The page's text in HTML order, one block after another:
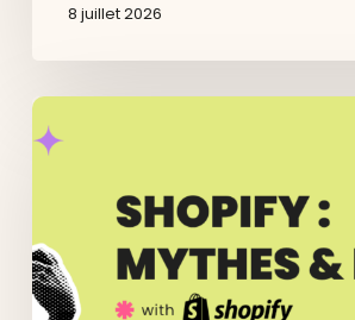
8 juillet 2026
Shopify
Mythes
Dedi
Agency
organise
son